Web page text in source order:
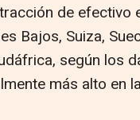
de efectivo
Bajos, Suiza,
según los
más alto en